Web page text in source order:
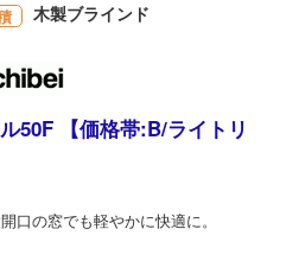
木製ブラインド
50F 【価格帯:B/ライトリ
口の窓でも軽やかに快適に。